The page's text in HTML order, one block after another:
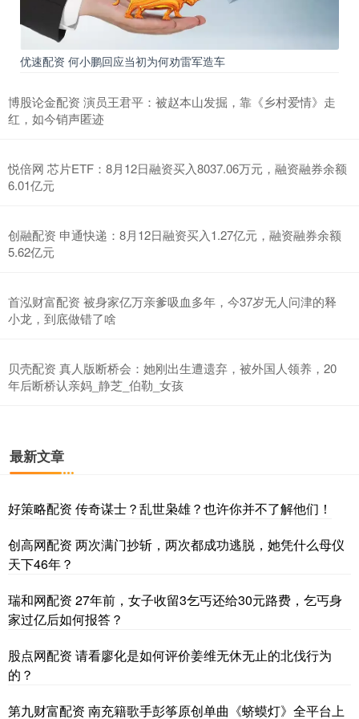
优速配资 何小鹏回应当初为何劝雷军造车
博股论金配资 演员王君平：被赵本山发掘，靠《乡村爱情》走
红，如今销声匿迹
悦倍网 芯片ETF：8月12日融资买入8037.06万元，融资融券余额
6.01亿元
创融配资 申通快递：8月12日融资买入1.27亿元，融资融券余额
5.62亿元
首泓财富配资 被身家亿万亲爹吸血多年，今37岁无人问津的释
小龙，到底做错了啥
贝壳配资 真人版断桥会：她刚出生遭遗弃，被外国人领养，20
年后断桥认亲妈_静芝_伯勒_女孩
最新文章
好策略配资 传奇谋士？乱世枭雄？也许你并不了解他们！
创高网配资 两次满门抄斩，两次都成功逃脱，她凭什么母仪
天下46年？
瑞和网配资 27年前，女子收留3乞丐还给30元路费，乞丐身
家过亿后如何报答？
股点网配资 请看廖化是如何评价姜维无休无止的北伐行为
的？
第九财富配资 南充籍歌手彭筝原创单曲《蛴蟆灯》全平台上